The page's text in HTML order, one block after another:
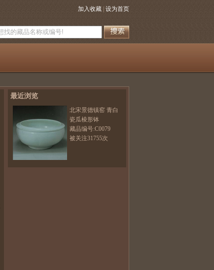
加入收藏 设为首页
最近浏览
北宋景德镇窑 青白
瓷瓜棱形钵
藏品编号:C0079
被关注31755次